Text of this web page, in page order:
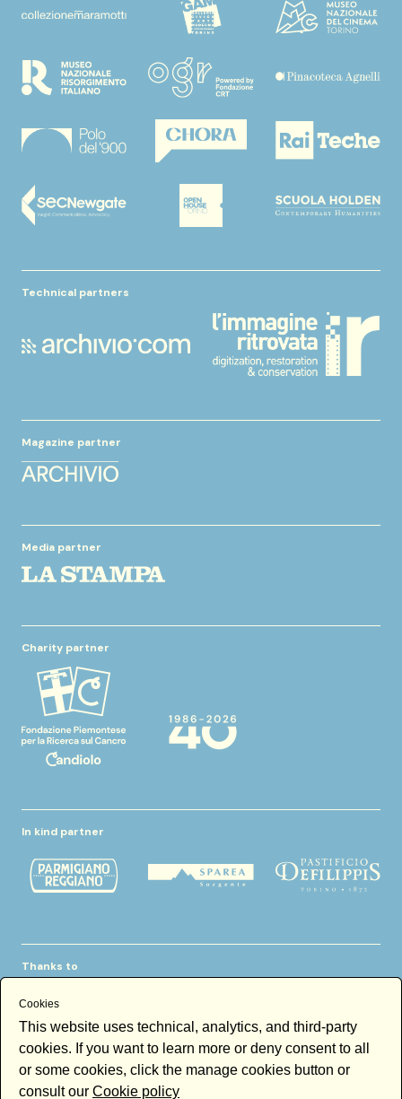
Technical partners
Magazine partner
Media partner
Charity partner
In kind partner
Thanks to
Cookies
This website uses technical, analytics, and third-party
cookies. If you want to learn more or deny consent to all
or some cookies, click the manage cookies button or
consult our Cookie policy